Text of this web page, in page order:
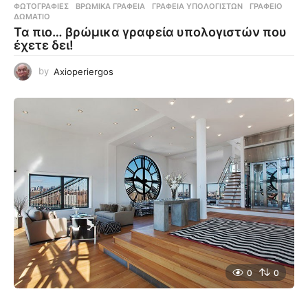
ΦΩΤΟΓΡΑΦΊΕΣ ΒΡΏΜΙΚΑ ΓΡΑΦΕΊΑ ,ΓΡΑΦΕΊΑ ΥΠΟΛΟΓΙΣΤΏΝ ,ΓΡΑΦΕΊΟ
ΔΩΜΆΤΙΟ
Τα πιο… βρώμικα γραφεία υπολογιστών που
έχετε δει!
by Axioperiergos
0 0